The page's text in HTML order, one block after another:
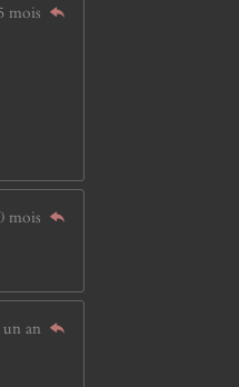
mois
mois
an